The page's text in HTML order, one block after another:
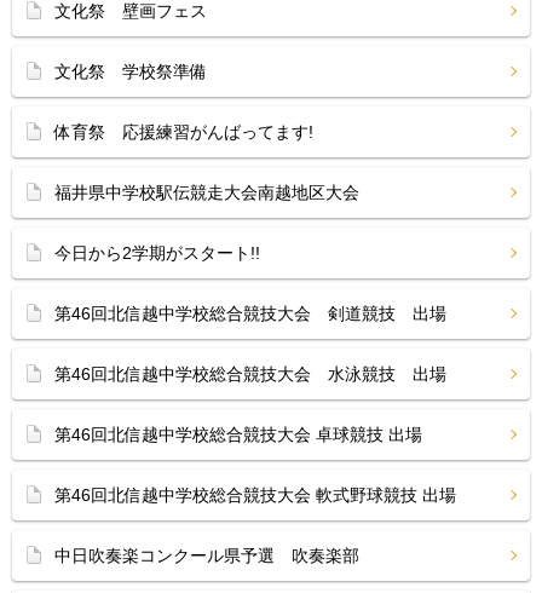
文化祭 壁画フェス
文化祭 学校祭準備
体育祭 応援練習がんばってます!
福井県中学校駅伝競走大会南越地区大会
今日から2学期がスタート!!
第46回北信越中学校総合競技大会 剣道競技 出場
第46回北信越中学校総合競技大会 水泳競技 出場
第46回北信越中学校総合競技大会 卓球競技 出場
第46回北信越中学校総合競技大会 軟式野球競技 出場
中日吹奏楽コンクール県予選 吹奏楽部